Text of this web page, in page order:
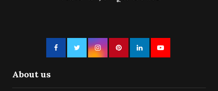
About us